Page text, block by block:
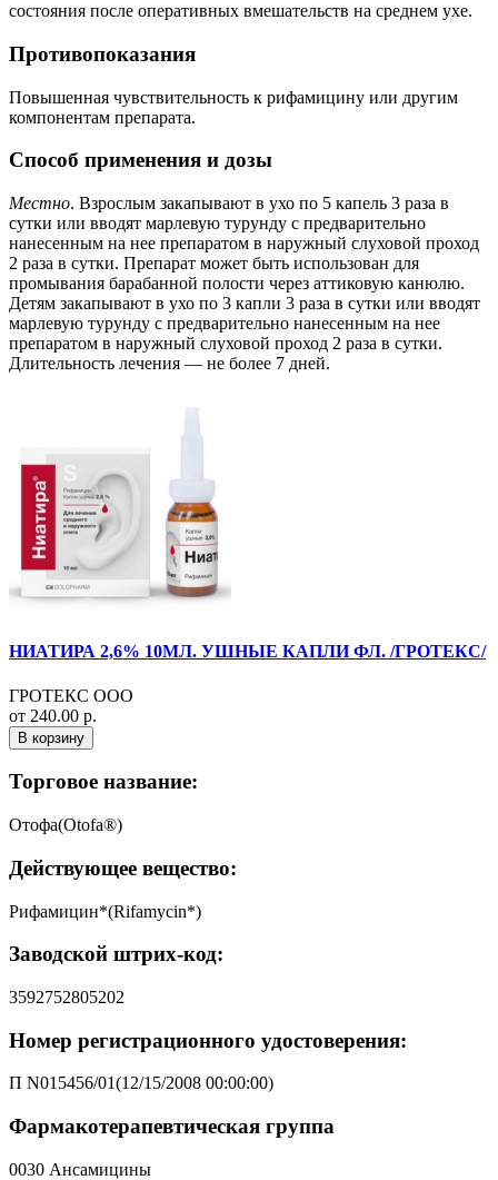
состояния после оперативных вмешательств на среднем ухе.
Противопоказания
Повышенная чувствительность к рифамицину или другим
компонентам препарата.
Способ применения и дозы
Местно. Взрослым закапывают в ухо по 5 капель 3 раза в
сутки или вводят марлевую турунду с предварительно
нанесенным на нее препаратом в наружный слуховой проход
2 раза в сутки. Препарат может быть использован для
промывания барабанной полости через аттиковую канюлю.
Детям закапывают в ухо по 3 капли 3 раза в сутки или вводят
марлевую турунду с предварительно нанесенным на нее
препаратом в наружный слуховой проход 2 раза в сутки.
Длительность лечения — не более 7 дней.
НИАТИРА 2,6% 10МЛ. УШНЫЕ КАПЛИ ФЛ. /ГРОТЕКС/
ГРОТЕКС ООО
от 240.00 р.
В корзину
Торговое название:
Отофа(Otofa®)
Действующее вещество:
Рифамицин*(Rifamycin*)
Заводской штрих-код:
3592752805202
Номер регистрационного удостоверения:
П N015456/01(12/15/2008 00:00:00)
Фармакотерапевтическая группа
0030 Ансамицины